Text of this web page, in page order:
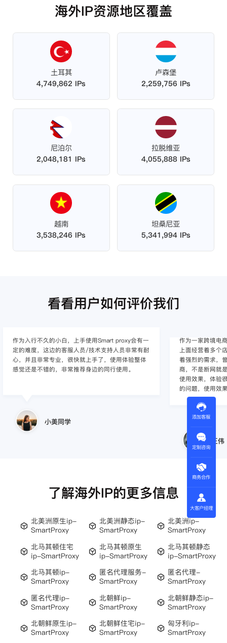
海外IP资源地区覆盖
土耳其
4,749,862 IPs
卢森堡
2,259,756 IPs
尼泊尔
2,048,181 IPs
拉脱维亚
4,055,888 IPs
越南
3,538,246 IPs
坦桑尼亚
5,341,994 IPs
看看用户如何评价我们
作为入行不久的小白，上手使用Smart proxy会有一
定的难度，这边的客服人员/技术支持人员非常有耐
心，并且非常专业，很快就上手了，使用体验整体
感觉还是不错的，非常推荐身边的同行使用。
小美同学
作为一家跨境电
上面经营着多个
着强烈的需求，
商，不是断网就
使用效果，体验
的问题，使用效
王伟
了解海外IP的更多信息
北美洲原生ip-
SmartProxy
北美洲静态ip-
SmartProxy
北美洲ip-
SmartProxy
北马其顿住宅
ip-SmartProxy
北马其顿原生
ip-SmartProxy
北马其顿静态
ip-SmartProxy
北马其顿ip-
SmartProxy
匿名代理服务-
SmartProxy
匿名代理-
SmartProxy
匿名代理ip-
SmartProxy
北朝鲜ip-
SmartProxy
北朝鲜静态ip-
SmartProxy
北朝鲜原生ip-
SmartProxy
北朝鲜住宅ip-
SmartProxy
匈牙利ip-
SmartProxy
添加客服
定制咨询
商务合作
大客户经理